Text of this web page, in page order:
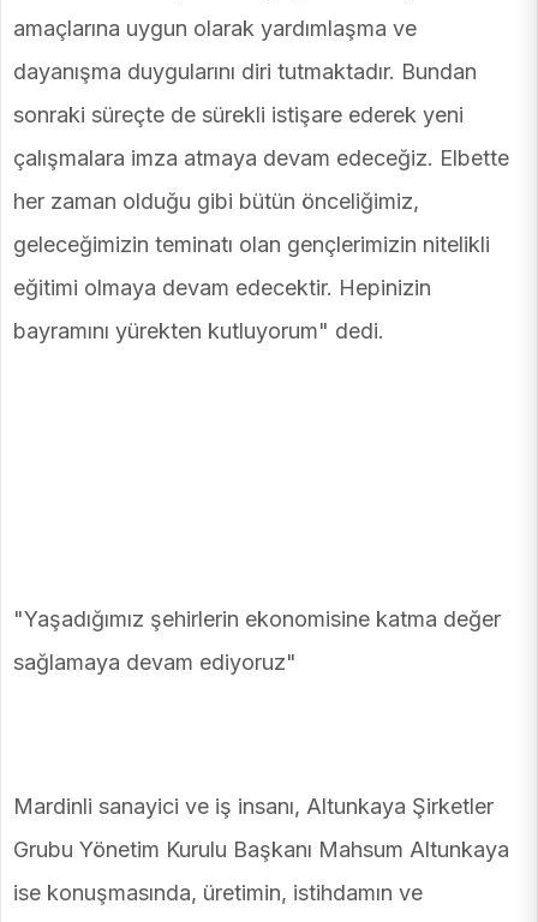
amaçlarına uygun olarak yardımlaşma ve
dayanışma duygularını diri tutmaktadır. Bundan
sonraki süreçte de sürekli istişare ederek yeni
çalışmalara imza atmaya devam edeceğiz. Elbette
her zaman olduğu gibi bütün önceliğimiz,
geleceğimizin teminatı olan gençlerimizin nitelikli
eğitimi olmaya devam edecektir. Hepinizin
bayramını yürekten kutluyorum" dedi.
"Yaşadığımız şehirlerin ekonomisine katma değer
sağlamaya devam ediyoruz"
Mardinli sanayici ve iş insanı, Altunkaya Şirketler
Grubu Yönetim Kurulu Başkanı Mahsum Altunkaya
ise konuşmasında, üretimin, istihdamın ve